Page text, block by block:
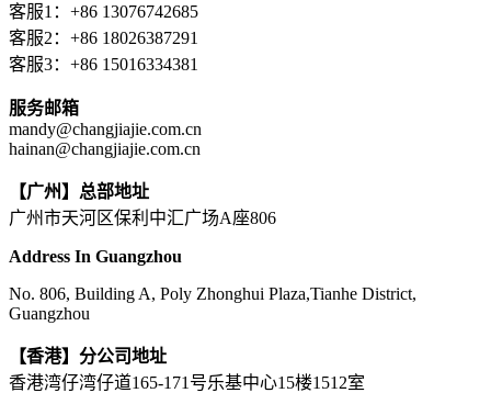
客服1：+86 13076742685
客服2：+86 18026387291
客服3：+86 15016334381
服务邮箱
mandy@changjiajie.com.cn
hainan@changjiajie.com.cn
【广州】总部地址
广州市天河区保利中汇广场A座806
Address In Guangzhou
No. 806, Building A, Poly Zhonghui Plaza,Tianhe District,
Guangzhou
【香港】分公司地址
香港湾仔湾仔道165-171号乐基中心15楼1512室